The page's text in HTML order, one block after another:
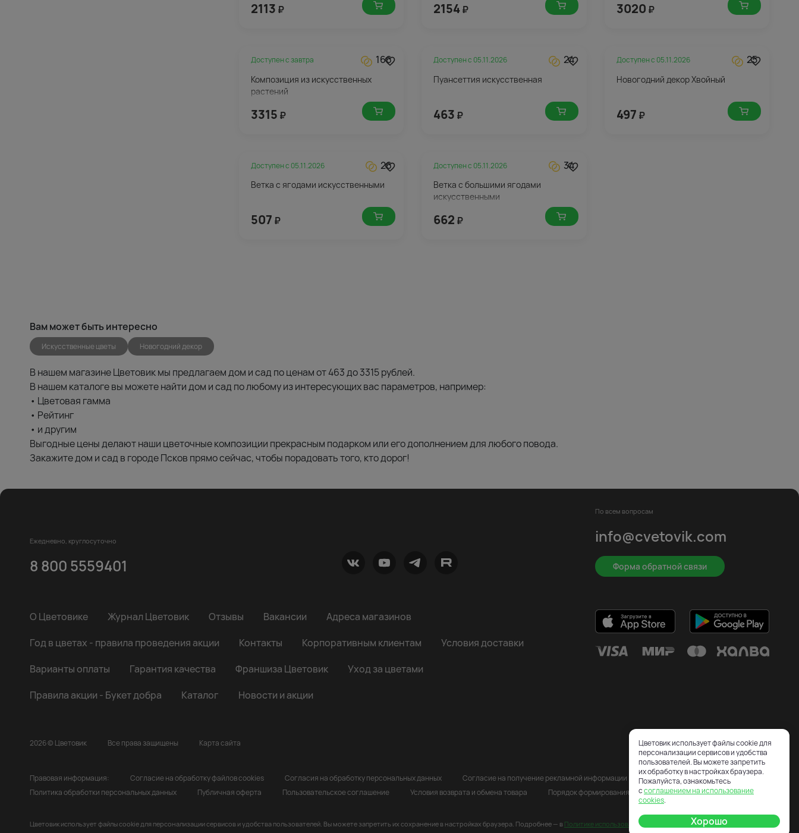
2113 ₽ 2154₽ 3020 ₽
Доступен сзавтра 166
Композиция из искусственных
растений
3315 ₽
Доступен с 05.11.2026 24
Пуансеттия искусственная
463 ₽
Доступен с 05.11.2026 25
Новогодний декор Хвойный
497 ₽
Доступен с 05.11.2026 26
Ветка с ягодами искусственными
507 ₽
Доступен с 05.11.2026 34
Ветка с большими ягодами
искусственными
662 ₽
Вам может быть интересно
Искусственные цветы Новогодний декор
В нашем магазине Цветовик мы предлагаем дом и сад по ценам от 463 до 3315 рублей.
В нашем каталоге вы можете найти дом и сад по любому из интересующих вас параметров, например:
• Цветовая гамма
• Рейтинг
• и другим
Выгодные цены делают наши цветочные композиции прекрасным подарком или его дополнением для любого повода.
Закажите дом и сад в городе Псков прямо сейчас, чтобы порадовать того, кто дорог!
Ежедневно, круглосуточно
8 800 5559401
По всем вопросам
info@cvetovik.com
Форма обратной связи
О Цветовике Журнал Цветовик Отзывы Вакансии
Адреса магазинов
Год в цветах - правила проведения акции
Контакты Корпоративным клиентам
Условия доставки
Варианты оплаты
Гарантия качества Франшиза Цветовик
Уход за цветами
Правила акции - Букет добра
Каталог Новости и акции
2026 © Цветовик Все права защищены Карта сайта
Правовая информация: Согласие на обработку файлов cookies Согласия на обработку персональных данных
Согласие на получение рекламной информации
Политика обработки персональных данных
Публичная оферта Пользовательское соглашение Условия возврата и обмена товара Порядок формирования Сервисного сбора
Цветовик использует файлы cookie для персонализации сервисов и удобства пользователей. Вы можете запретить их сохранение в настройках браузера. Подробнее — в Политике использования cookie
Цветовик использует файлы cookie для
персонализации сервисов и удобства
пользователей. Вы можете запретить
их обработку в настройках браузера.
Пожалуйста, ознакомьтесь
ссоглашением на использование
cookies.
Хорошо